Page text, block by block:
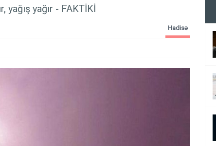
yağış yağır - FAKTİKİ
Hadisə